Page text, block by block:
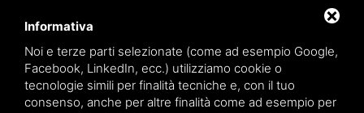
POLIZZA RESPONSABILITA' CIVILE REVO N.
OX00020791 valida dal 12/11/2025 al
12/11/2026
Informativa
Noi e terze parti selezionate (come ad esempio Google,
Facebook, LinkedIn, ecc.) utilizziamo cookie o
tecnologie simili per finalità tecniche e, con il tuo
consenso, anche per altre finalità come ad esempio per